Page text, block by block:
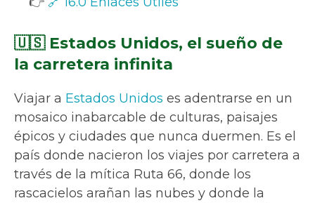
🇺🇸 Estados Unidos, el sueño de
la carretera infinita
Viajar a Estados Unidos es adentrarse en un
mosaico inabarcable de culturas, paisajes
épicos y ciudades que nunca duermen. Es el
país donde nacieron los viajes por carretera a
través de la mítica Ruta 66, donde los
rascacielos arañan las nubes y donde la